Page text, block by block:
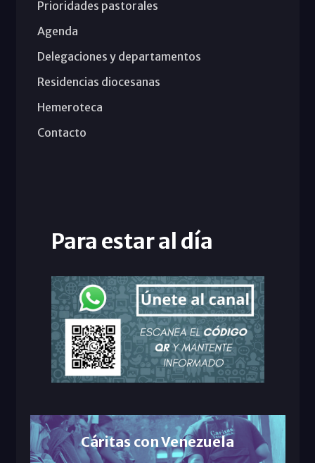
Prioridades pastorales
Agenda
Delegaciones y departamentos
Residencias diocesanas
Hemeroteca
Contacto
Para estar al día
Cáritas con Venezuela